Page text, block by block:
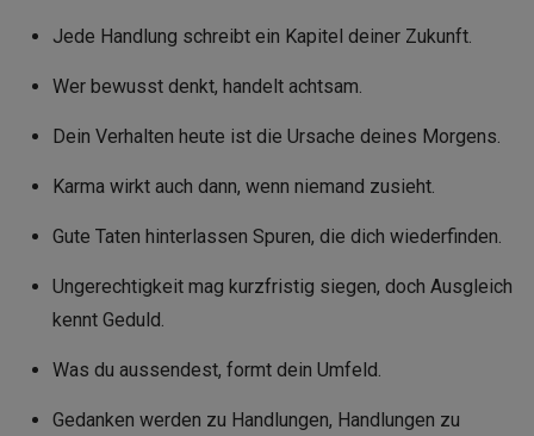
Jede Handlung schreibt ein Kapitel deiner Zukunft.
Wer bewusst denkt, handelt achtsam.
Dein Verhalten heute ist die Ursache deines Morgens.
Karma wirkt auch dann, wenn niemand zusieht.
Gute Taten hinterlassen Spuren, die dich wiederfinden.
Ungerechtigkeit mag kurzfristig siegen, doch Ausgleich
kennt Geduld.
Was du aussendest, formt dein Umfeld.
Gedanken werden zu Handlungen, Handlungen zu